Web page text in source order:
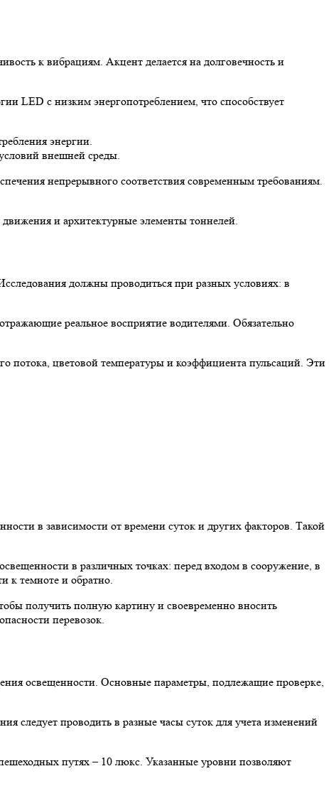
к вибрациям. Акцент делается на долговечность и
LED с низким энергопотреблением, что способствует
энергии.
внешней среды.
непрерывного соответствия современным требованиям.
и архитектурные элементы тоннелей.
должны проводиться при разных условиях: в
реальное восприятие водителями. Обязательно
потока, цветовой температуры и коэффициента пульсаций. Эти
в зависимости от времени суток и других факторов. Такой
в различных точках: перед входом в сооружение, в
к темноте и обратно.
получить полную картину и своевременно вносить
перевозок.
освещенности. Основные параметры, подлежащие проверке,
следует проводить в разные часы суток для учета изменений
путях – 10 люкс. Указанные уровни позволяют